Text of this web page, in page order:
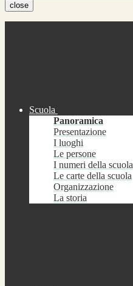
close
Scuola
Panoramica
Presentazione
I luoghi
Le persone
I numeri della scuola
Le carte della scuola
Organizzazione
La storia